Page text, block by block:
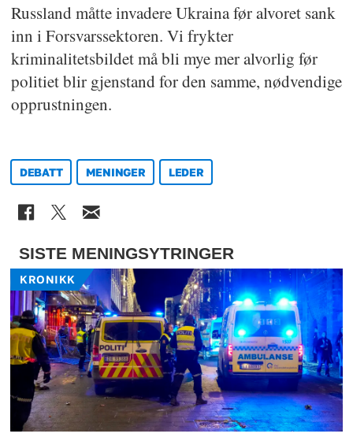
Russland måtte invadere Ukraina før alvoret sank
inn i Forsvarssektoren. Vi frykter
kriminalitetsbildet må bli mye mer alvorlig før
politiet blir gjenstand for den samme, nødvendige
opprustningen.
DEBATT MENINGER LEDER
SISTE MENINGSYTRINGER
KRONIKK